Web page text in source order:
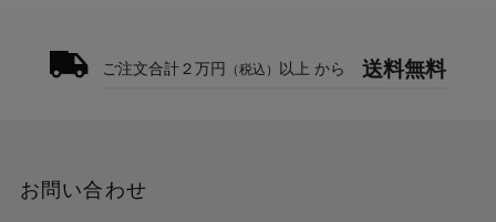
コールドシューマウントアダプター
ご注文合計２万円 （税込） 以上 から 送料無料
お問い合わせ